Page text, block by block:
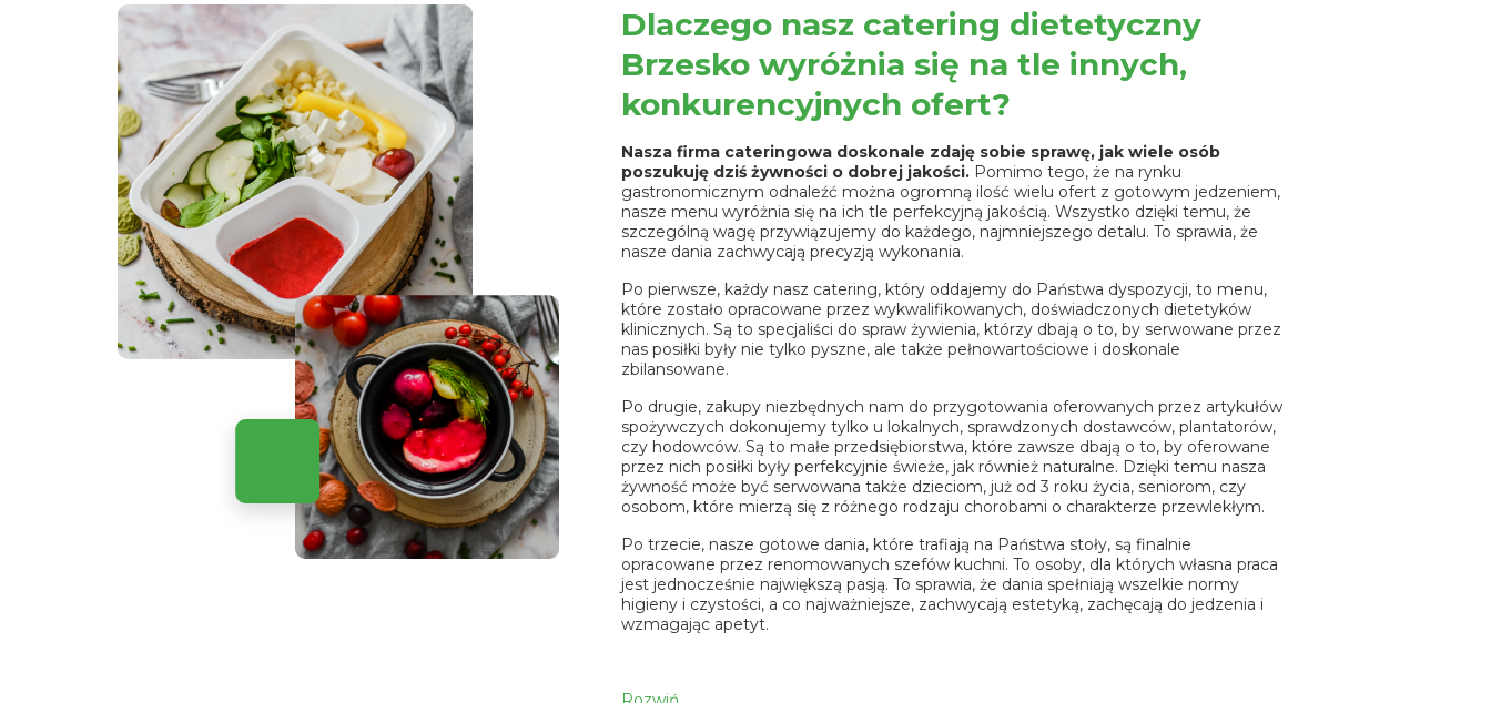
Dlaczego nasz catering dietetyczny
Brzesko wyróżnia się na tle innych,
konkurencyjnych ofert?
Nasza firma cateringowa doskonale zdaję sobie sprawę, jak wiele osób
poszukuję dziś żywności o dobrej jakości.Pomimo tego, że na rynku
gastronomicznym odnaleźć można ogromną ilość wielu ofert z gotowym jedzeniem,
nasze menu wyróżnia się na ich tle perfekcyjną jakością. Wszystko dzięki temu, że
szczególną wagę przywiązujemy do każdego, najmniejszego detalu. To sprawia, że
nasze dania zachwycają precyzją wykonania.
Po pierwsze, każdy nasz catering, który oddajemy do Państwa dyspozycji, to menu,
które zostało opracowane przez wykwalifikowanych, doświadczonych dietetyków
klinicznych. Są to specjaliści do spraw żywienia, którzy dbają o to, by serwowane przez
nas posiłki były nie tylko pyszne, ale także pełnowartościowe i doskonale
zbilansowane.
Po drugie, zakupy niezbędnych nam do przygotowania oferowanych przez artykułów
spożywczych dokonujemy tylko u lokalnych, sprawdzonych dostawców, plantatorów,
czy hodowców. Są to małe przedsiębiorstwa, które zawsze dbają o to, by oferowane
przez nich posiłki były perfekcyjnie świeże, jak również naturalne. Dzięki temu nasza
żywność może być serwowana także dzieciom, już od 3 roku życia, seniorom, czy
osobom, które mierzą się z różnego rodzaju chorobami o charakterze przewlekłym.
Po trzecie, nasze gotowe dania, które trafiają na Państwa stoły, są finalnie
opracowane przez renomowanych szefów kuchni. To osoby, dla których własna praca
jest jednocześnie największą pasją. To sprawia, że dania spełniają wszelkie normy
higieny i czystości, a co najważniejsze, zachwycają estetyką, zachęcają do jedzenia i
wzmagając apetyt.